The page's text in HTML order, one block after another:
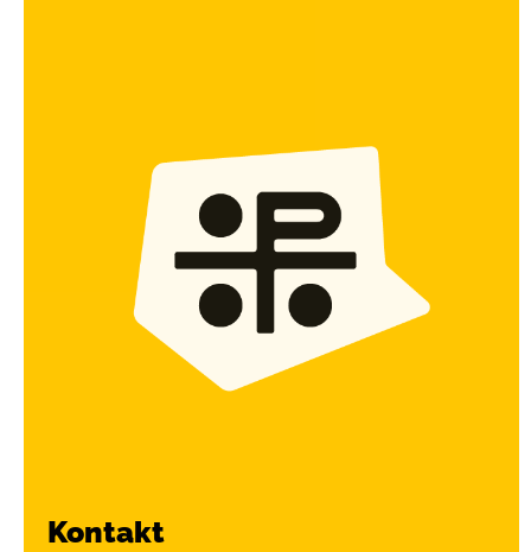
Kontakt